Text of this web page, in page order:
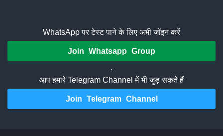
WhatsApp पर टेस्ट पाने के लिए अभी जॉइन करें
Join Whatsapp Group
.
आप हमारे Telegram Channel में भी जुड़ सकते हैं
Join Telegram Channel